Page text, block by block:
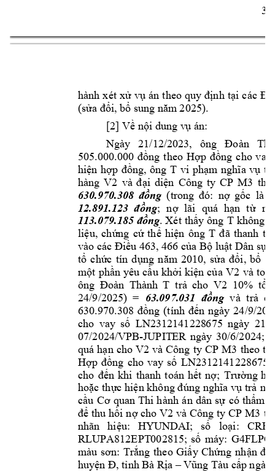
3
hành xét xử vụ án theo quy định tại các
(sửa đổi, bổ sung năm 2025).
[2] Về nội dung vụ án:
Ngày 21/12/2023, ông Đoàn
505.000.000 đồng theo Hợp đồng cho vay
hiện hợp đồng, ông T vi phạm nghĩa vụ
hàng V2 và đại diện Công ty CP M3 thì
630.970.308 đồng (trong đó: nợ gốc là
12.891.123 đồng; nợ lãi quá hạn từ
113.079.185 đồng. Xét thấy ông T không
liệu, chứng cứ thể hiện ông T đã thanh to
vào các Điều 463, 466 của Bộ luật Dân sự
tổ chức tín dụng năm 2010, sửa đổi, bổ
một phần yêu cầu khởi kiện của V2 và
ông Đoàn Thành T trả cho V2 10%
24/9/2025)  = 63.097.031  đồng và trả
630.970.308 đồng (tính đến ngày 24/9/20
cho vay số LN2312141228675 ngày 21/
07/2024/VPB-JUPITER ngày 30/6/2024;
quá hạn cho V2 và Công ty CP M3 theo tỷ
Hợp đồng cho vay số LN2312141228675
cho đến khi thanh toán hết nợ; Trường
hoặc thực hiện không đúng nghĩa vụ trả
cầu Cơ quan Thi hành án dân sự có thẩm
để thu hồi nợ cho V2 và Công ty CP M3
nhãn hiệu: HYUNDAI; số loại: CRET
RLUPA812EPT002815; số máy:
màu sơn: Trắng theo Giấy Chứng nhận
huyện Đ, tỉnh Bà Rịa – Vũng Tàu cấp ngày